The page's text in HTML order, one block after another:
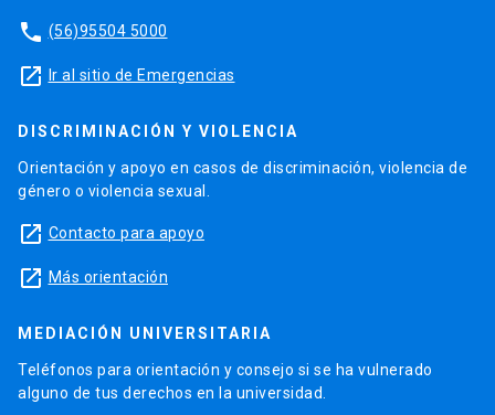
phone (56)95504 5000
launch Ir al sitio de Emergencias
DISCRIMINACIÓN Y VIOLENCIA
Orientación y apoyo en casos de discriminación, violencia de
género o violencia sexual.
launch Contacto para apoyo
launch Más orientación
MEDIACIÓN UNIVERSITARIA
Teléfonos para orientación y consejo si se ha vulnerado
alguno de tus derechos en la universidad.